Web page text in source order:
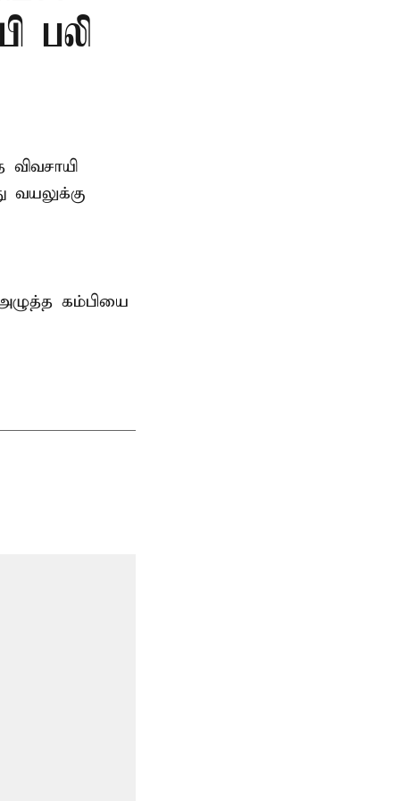
பலி
வயலுக்கு
கம்பியை